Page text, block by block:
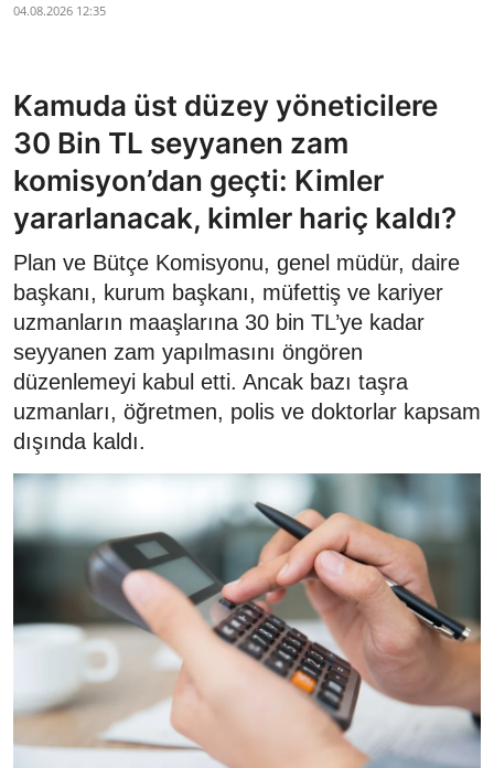
04.08.2026 12:35
Kamuda üst düzey yöneticilere
30 Bin TL seyyanen zam
komisyon’dan geçti: Kimler
yararlanacak, kimler hariç kaldı?
Plan ve Bütçe Komisyonu, genel müdür, daire
başkanı, kurum başkanı, müfettiş ve kariyer
uzmanların maaşlarına 30 bin TL’ye kadar
seyyanen zam yapılmasını öngören
düzenlemeyi kabul etti. Ancak bazı taşra
uzmanları, öğretmen, polis ve doktorlar kapsam
dışında kaldı.